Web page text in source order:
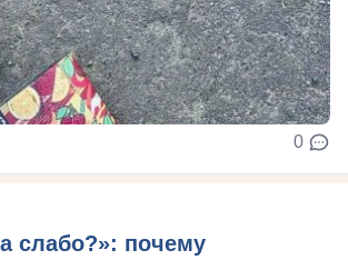
0
слабо?»: почему